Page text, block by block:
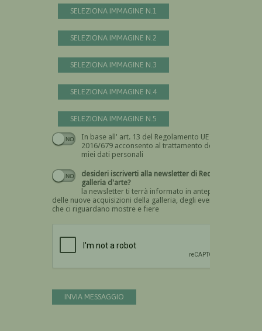
SELEZIONA IMMAGINE N.1
SELEZIONA IMMAGINE N.2
SELEZIONA IMMAGINE N.3
SELEZIONA IMMAGINE N.4
SELEZIONA IMMAGINE N.5
In base all' art. 13 del Regolamento UE n.
2016/679 acconsento al trattamento dei
miei dati personali
Devi dare il consenso
desideri iscriverti alla newsletter di Recta
galleria d'arte?
la newsletter ti terrà informato in anteprima
delle nuove acquisizioni della galleria, degli eventi
che ci riguardano mostre e fiere
INVIA MESSAGGIO